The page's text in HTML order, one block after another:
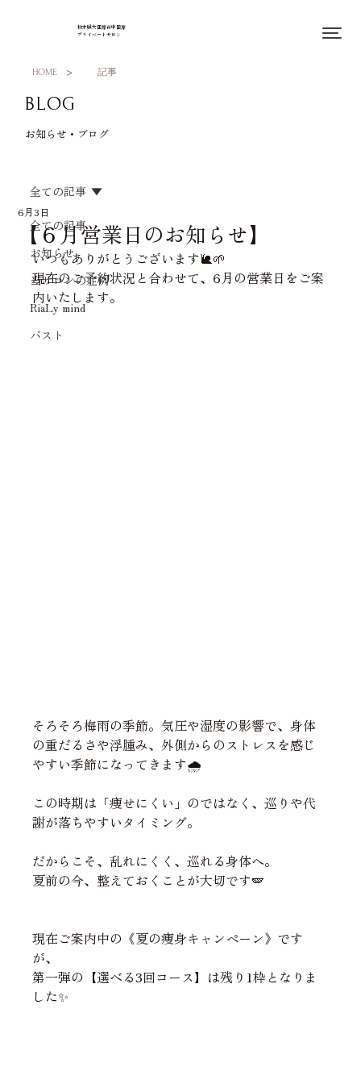
栃木県大田原市中田原
プライベートサロン
全ての記事
お知らせ
当サロンの症例
RiaLy mind
バスト
全ての記事
【６月営業日のお知らせ】
6月3日
いつもありがとうございます🐌🌱
現在のご予約状況と合わせて、6月の営業日をご案
内いたします。
そろそろ梅雨の季節。気圧や湿度の影響で、身体
の重だるさや浮腫み、外側からのストレスを感じ
やすい季節になってきます🌧️
この時期は「痩せにくい」のではなく、巡りや代
謝が落ちやすいタイミング。
だからこそ、乱れにくく、巡れる身体へ。
夏前の今、整えておくことが大切です🪽
現在ご案内中の《夏の痩身キャンペーン》です
が、
第一弾の【選べる3回コース】は残り1枠となりま
した✨
HOME > 記事
BLOG
お知らせ・ブログ